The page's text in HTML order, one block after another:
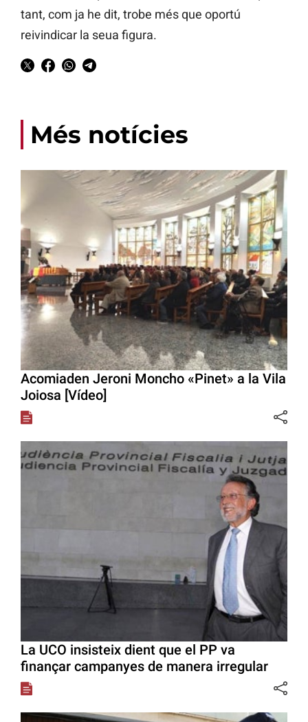
tant, com ja he dit, trobe més que oportú
reivindicar la seua figura.
Més notícies
Acomiaden Jeroni Moncho «Pinet» a la Vila
Joiosa [Vídeo]
La UCO insisteix dient que el PP va
finançar campanyes de manera irregular